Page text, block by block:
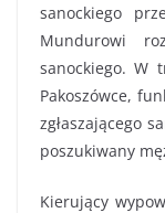
sanockiego
Mundurowi
sanockiego. W
Pakoszówce,
zgłaszającego
poszukiwany
Kierujący